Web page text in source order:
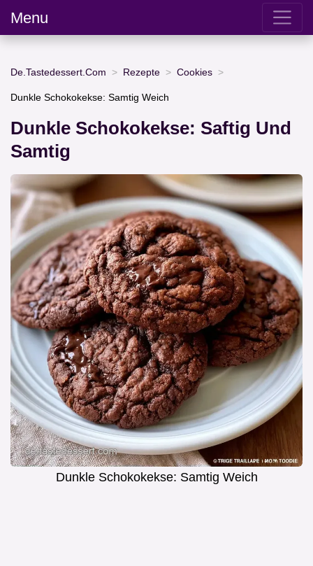
Menu
De.Tastedessert.Com Rezepte Cookies
Dunkle Schokokekse: Samtig Weich
Dunkle Schokokekse: Saftig Und
Samtig
Dunkle Schokokekse: Samtig Weich